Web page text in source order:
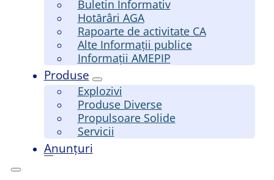
Buletin Informativ
Hotărâri AGA
Rapoarte de activitate CA
Alte Informații publice
Informații AMEPIP
Produse
Explozivi
Produse Diverse
Propulsoare Solide
Servicii
Anunțuri